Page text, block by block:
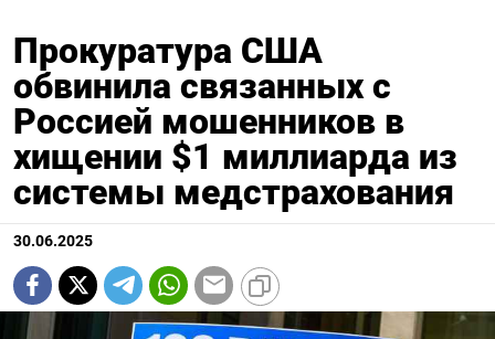
Прокуратура США
обвинила связанных с
Россией мошенников в
хищении $1 миллиарда из
системы медстрахования
30.06.2025